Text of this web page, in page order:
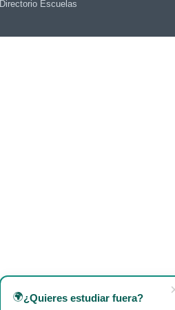
Directorio Escuelas
🌍¿Quieres estudiar fuera?